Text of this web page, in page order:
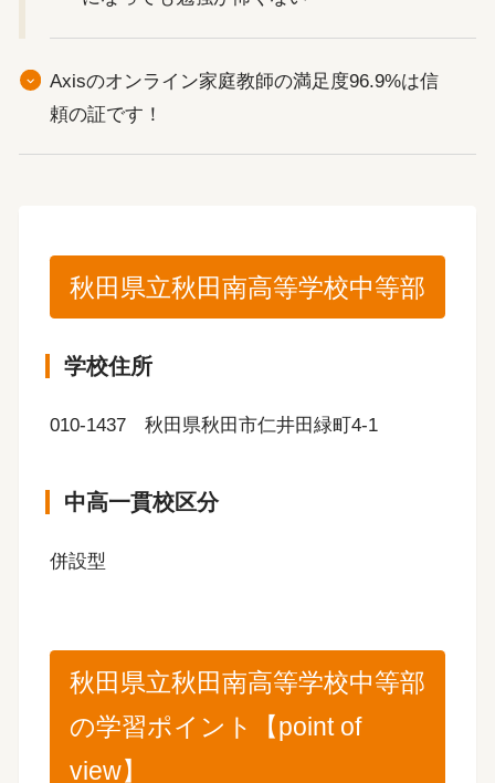
Axisのオンライン家庭教師の満足度96.9%は信
頼の証です！
秋田県立秋田南高等学校中等部
学校住所
010-1437 秋田県秋田市仁井田緑町4-1
中高一貫校区分
併設型
秋田県立秋田南高等学校中等部
の学習ポイント【point of
view】